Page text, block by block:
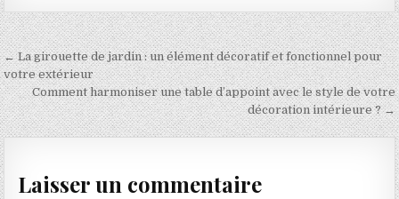
Navigation de l’article
← La girouette de jardin : un élément décoratif et fonctionnel pour
votre extérieur
Comment harmoniser une table d’appoint avec le style de votre
décoration intérieure ? →
Laisser un commentaire